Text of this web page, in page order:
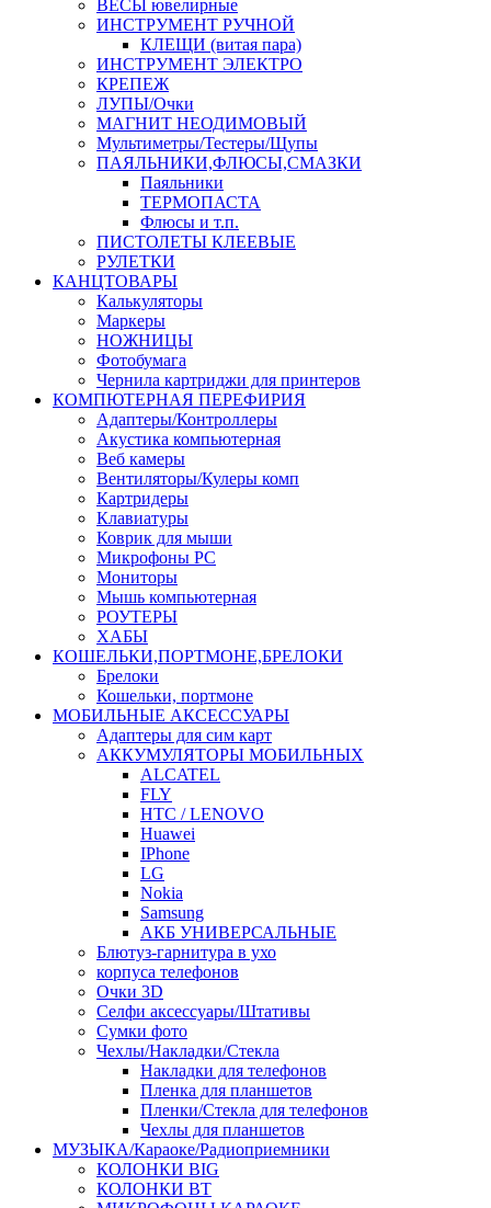
ВЕСЫ ювелирные
ИНСТРУМЕНТ РУЧНОЙ
КЛЕЩИ (витая пара)
ИНСТРУМЕНТ ЭЛЕКТРО
КРЕПЕЖ
ЛУПЫ/Очки
МАГНИТ НЕОДИМОВЫЙ
Мультиметры/Тестеры/Щупы
ПАЯЛЬНИКИ,ФЛЮСЫ,СМАЗКИ
Паяльники
ТЕРМОПАСТА
Флюсы и т.п.
ПИСТОЛЕТЫ КЛЕЕВЫЕ
РУЛЕТКИ
КАНЦТОВАРЫ
Калькуляторы
Маркеры
НОЖНИЦЫ
Фотобумага
Чернила картриджи для принтеров
КОМПЮТЕРНАЯ ПЕРЕФИРИЯ
Адаптеры/Контроллеры
Акустика компьютерная
Веб камеры
Вентиляторы/Кулеры комп
Картридеры
Клавиатуры
Коврик для мыши
Микрофоны PC
Мониторы
Мышь компьютерная
РОУТЕРЫ
ХАБЫ
КОШЕЛЬКИ,ПОРТМОНЕ,БРЕЛОКИ
Брелоки
Кошельки, портмоне
МОБИЛЬНЫЕ АКСЕССУАРЫ
Адаптеры для сим карт
АККУМУЛЯТОРЫ МОБИЛЬНЫХ
ALCATEL
FLY
HTC / LENOVO
Huawei
IPhone
LG
Nokia
Samsung
АКБ УНИВЕРСАЛЬНЫЕ
Блютуз-гарнитура в ухо
корпуса телефонов
Очки 3D
Селфи аксессуары/Штативы
Сумки фото
Чехлы/Накладки/Стекла
Накладки для телефонов
Пленка для планшетов
Пленки/Стекла для телефонов
Чехлы для планшетов
МУЗЫКА/Караоке/Радиоприемники
КОЛОНКИ BIG
КОЛОНКИ BT